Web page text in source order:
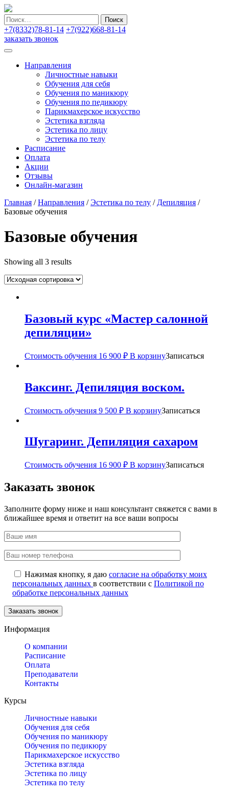
Найти:
+7(8332)78-81-14 +7(922)668-81-14
заказать звонок
Направления
Личностные навыки
Обучения для себя
Обучения по маникюру
Обучения по педикюру
Парикмахерское искусство
Эстетика взгляда
Эстетика по лицу
Эстетика по телу
Расписание
Оплата
Акции
Отзывы
Онлайн-магазин
Главная /Направления /Эстетика по телу / Депиляция /
Базовые обучения
Базовые обучения
Showing all 3 results
Базовый курс «Мастер салонной
депиляции»
Стоимость обучения 16 900 ₽ В корзинуЗаписаться
Ваксинг. Депиляция воском.
Стоимость обучения 9 500 ₽ В корзинуЗаписаться
Шугаринг. Депиляция сахаром
Стоимость обучения 16 900 ₽ В корзинуЗаписаться
Заказать звонок
Заполните форму ниже и наш консультант свяжется с вами в
ближайшее время и ответит на все ваши вопросы
Нажимая кнопку, я даю согласие на обработку моих
персональных данных в соответствии с Политикой по
обработке персональных данных
Информация
О компании
Расписание
Оплата
Преподаватели
Контакты
Курсы
Личностные навыки
Обучения для себя
Обучения по маникюру
Обучения по педикюру
Парикмахерское искусство
Эстетика взгляда
Эстетика по лицу
Эстетика по телу